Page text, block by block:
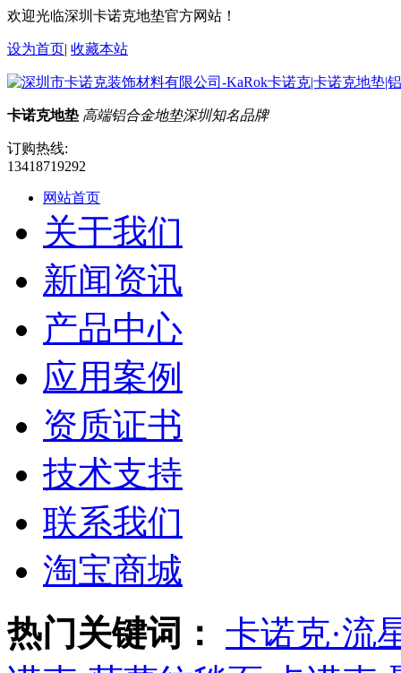
欢迎光临深圳卡诺克地垫官方网站！
设为首页| 收藏本站
卡诺克地垫 高端铝合金地垫深圳知名品牌
订购热线:
13418719292
网站首页
关于我们
新闻资讯
产品中心
应用案例
资质证书
技术支持
联系我们
淘宝商城
热门关键词： 卡诺克·流